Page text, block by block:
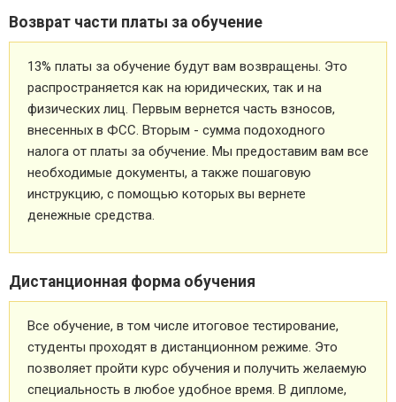
Возврат части платы за обучение
13% платы за обучение будут вам возвращены. Это
распространяется как на юридических, так и на
физических лиц. Первым вернется часть взносов,
внесенных в ФСС. Вторым - сумма подоходного
налога от платы за обучение. Мы предоставим вам все
необходимые документы, а также пошаговую
инструкцию, с помощью которых вы вернете
денежные средства.
Дистанционная форма обучения
Все обучение, в том числе итоговое тестирование,
студенты проходят в дистанционном режиме. Это
позволяет пройти курс обучения и получить желаемую
специальность в любое удобное время. В дипломе,